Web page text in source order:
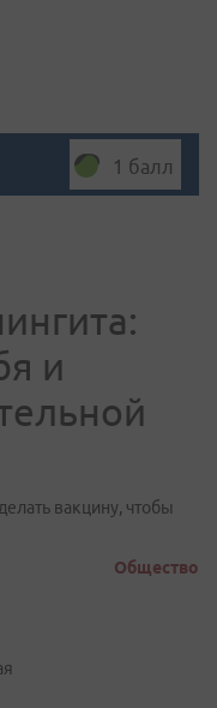
1 балл
и
вакцину, чтобы
Общество